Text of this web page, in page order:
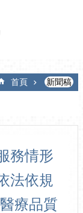
首頁 新聞稿
務情形
法依規
療品質